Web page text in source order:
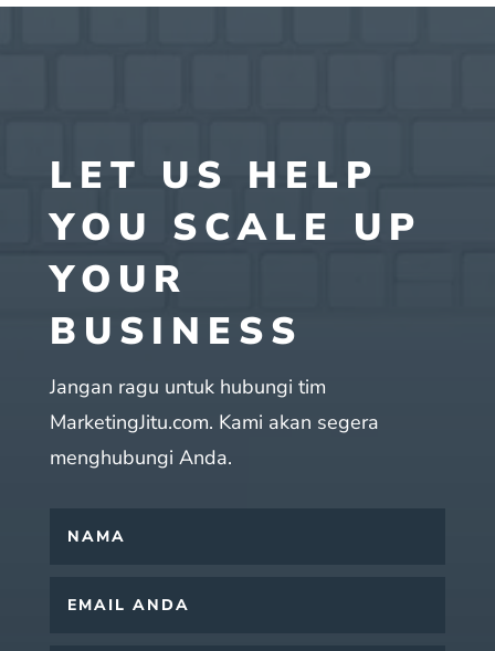
LET US HELP
YOU SCALE UP
YOUR
BUSINESS
Jangan ragu untuk hubungi tim
MarketingJitu.com. Kami akan segera
menghubungi Anda.